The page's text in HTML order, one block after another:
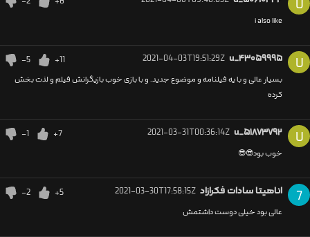
U
i also like
U u_۴۳۰۵۹۹۹۵ 2021-04-03T19:51:29Z
+11
-5
بسیار عالی و با یه فیلنامه و موضوع جدید. و با بازی خوب بازیگرانش فیلم و لذت بخش
کرده
U u_۵۱۸۷۳۷۹۲ 2021-03-31T00:36:14Z
+7
-1
خوب بود😎😎
7 اناهیتا سادات فكرازاد 2021-03-30T17:58:15Z
+5
-2
عالی بود خیلی دوست داشتمش